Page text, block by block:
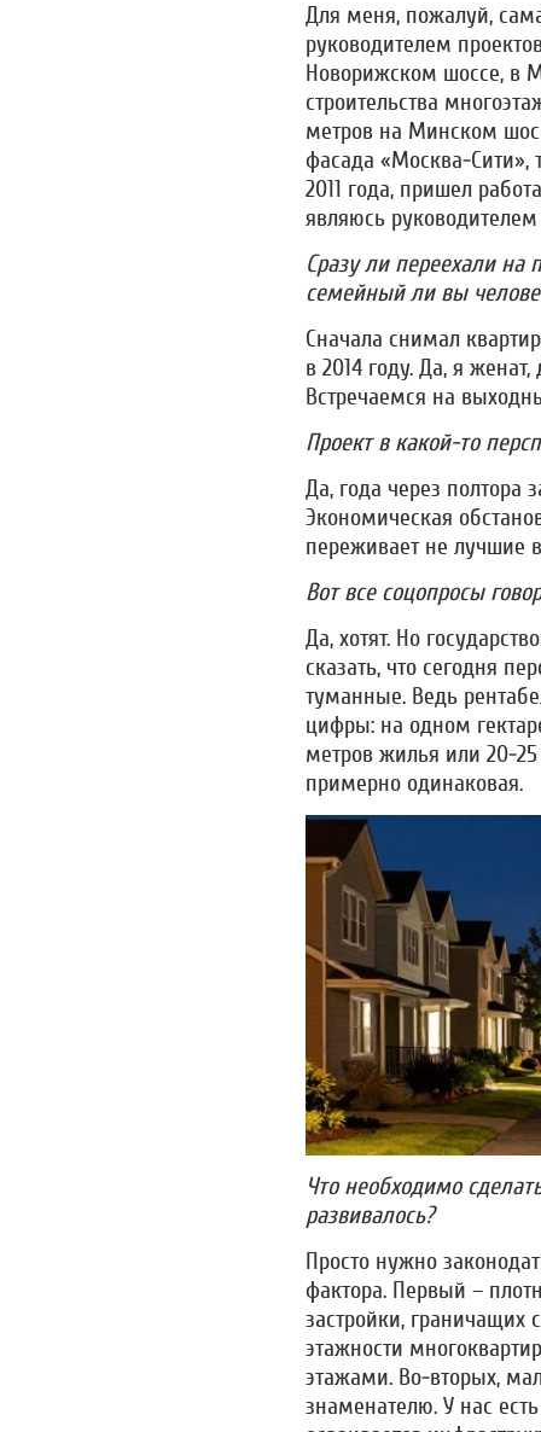
Для меня, пожалуй,
руководителем
Новорижском шоссе, в
строительства
метров на Минском
фасада «Москва-Сити»,
2011 года, пришел
являюсь
Сразу ли переехали на
семейный ли вы
Сначала снимал
в 2014 году. Да, я
Встречаемся на
Проект в какой-то
Да, года через полтора
Экономическая
переживает не лучшие
Вот все соцопросы
Да, хотят. Но
сказать, что сегодня
туманные. Ведь
цифры: на одном
метров жилья или 20-
примерно одинаковая.
Что необходимо
развивалось?
Просто нужно
фактора. Первый –
застройки, граничащих
этажности
этажами. Во-вторых,
знаменателю. У нас